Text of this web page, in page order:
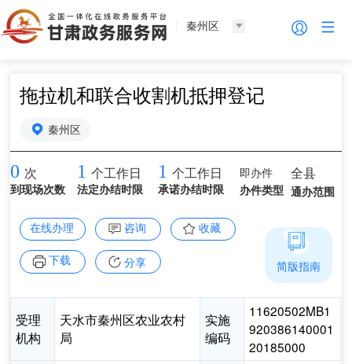
秦州区
拖拉机和联合收割机抵押登记
秦州区
0 次
到现场次数
1 个工作日
法定办结时限
1 个工作日
承诺办结时限
即办件
办件类型
全县
通办范围
在线办理 咨询 收藏
下载 分享
受理
机构
天水市秦州区农业农村
局
实施
编码
11620502MB1
920386140001
20185000
简版指南